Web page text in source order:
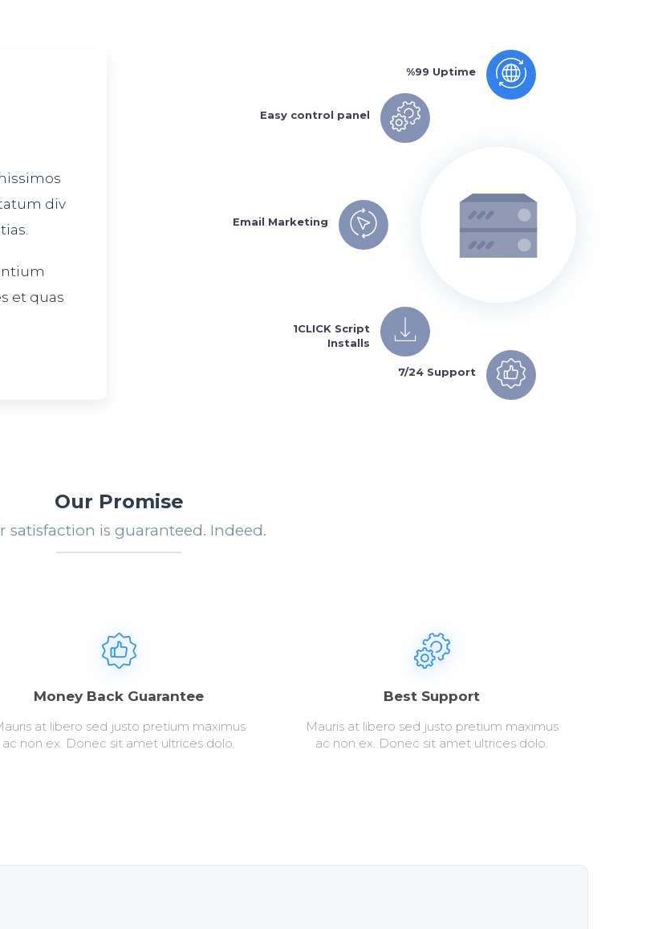
%99 Uptime
Easy control panel
Email Marketing
1CLICK Script
Installs
7/24 Support
div
et quas
Our Promise
satisfaction is guaranteed. Indeed.
Money Back Guarantee
at libero sed justo pretium maximus
ac non ex. Donec sit amet ultrices dolo.
Best Support
Mauris at libero sed justo pretium maximus
ac non ex. Donec sit amet ultrices dolo.